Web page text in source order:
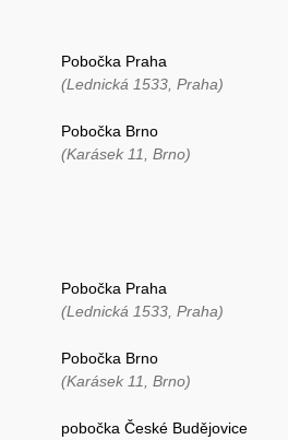
Pobočka Praha
(Lednická 1533, Praha)
Pobočka Brno
(Karásek 11, Brno)
Pobočka Praha
(Lednická 1533, Praha)
Pobočka Brno
(Karásek 11, Brno)
pobočka České Budějovice